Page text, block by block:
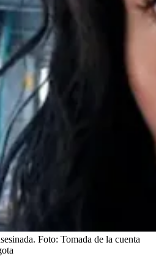
Foto: Tomada de la cuenta